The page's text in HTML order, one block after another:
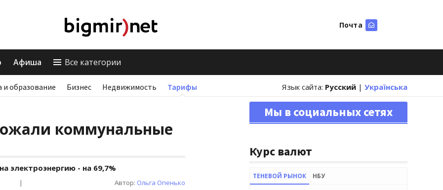
Почта
Афиша Все категории
и образование Бизнес Недвижимость Тарифы Язык сайта: Русский | Українська
коммунальные
электроэнергию - на 69,7%
| Автор: Ольга Опенько
Мы в социальных сетях
Курс валют
ТЕНЕВОЙ РЫНОК НБУ